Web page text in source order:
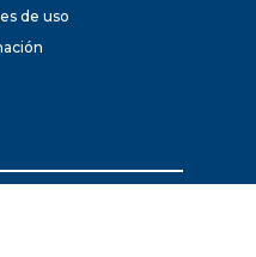
de uso